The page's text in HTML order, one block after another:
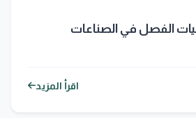
الفصل في الصناعات
اقرأ المزيد